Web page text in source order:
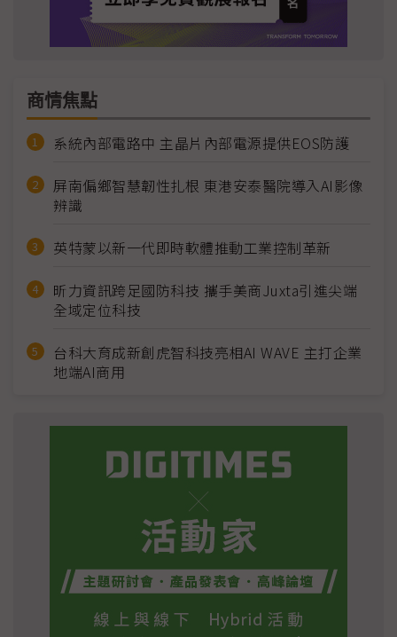
商情焦點
系統內部電路中 主晶片內部電源提供EOS防護
屏南偏鄉智慧韌性扎根 東港安泰醫院導入AI影像
辨識
英特蒙以新一代即時軟體推動工業控制革新
昕力資訊跨足國防科技 攜手美商Juxta引進尖端
全域定位科技
台科大育成新創虎智科技亮相AI WAVE 主打企業
地端AI商用